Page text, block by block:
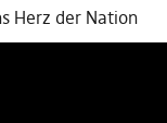
Herz der Nation